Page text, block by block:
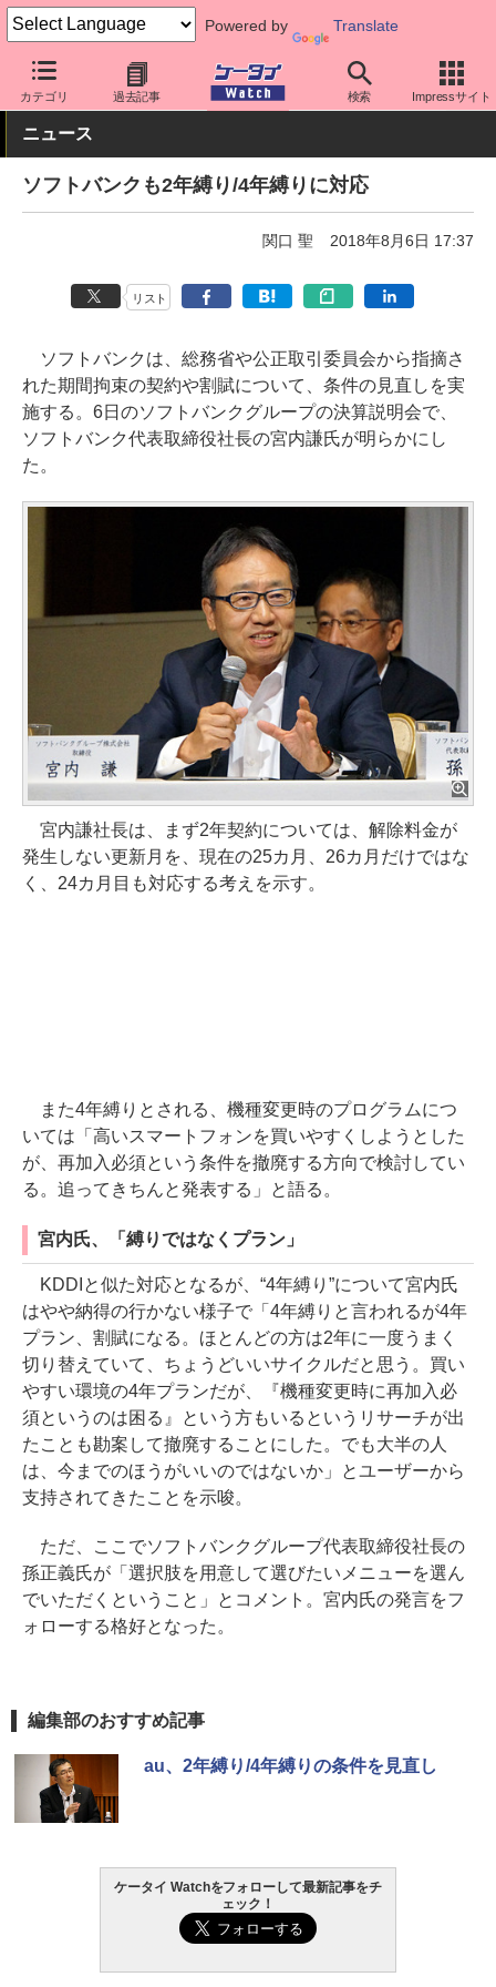
Powered by Translate
カテゴリ 過去記事 検索 Impressサイト
ケータイ Watch キャリア ソフトバンク キーパーソン
ニュース
ソフトバンクも2年縛り/4年縛りに対応
関口 聖 2018年8月6日 17:37
リスト
ソフトバンクは、総務省や公正取引委員会から指摘さ
れた期間拘束の契約や割賦について、条件の見直しを実
施する。6日のソフトバンクグループの決算説明会で、
ソフトバンク代表取締役社長の宮内謙氏が明らかにし
た。
宮内謙社長は、まず2年契約については、解除料金が
発生しない更新月を、現在の25カ月、26カ月だけではな
く、24カ月目も対応する考えを示す。
また4年縛りとされる、機種変更時のプログラムにつ
いては「高いスマートフォンを買いやすくしようとした
が、再加入必須という条件を撤廃する方向で検討してい
る。追ってきちんと発表する」と語る。
宮内氏、「縛りではなくプラン」
KDDIと似た対応となるが、“4年縛り”について宮内氏
はやや納得の行かない様子で「4年縛りと言われるが4年
プラン、割賦になる。ほとんどの方は2年に一度うまく
切り替えていて、ちょうどいいサイクルだと思う。買い
やすい環境の4年プランだが、『機種変更時に再加入必
須というのは困る』という方もいるというリサーチが出
たことも勘案して撤廃することにした。でも大半の人
は、今までのほうがいいのではないか」とユーザーから
支持されてきたことを示唆。
ただ、ここでソフトバンクグループ代表取締役社長の
孫正義氏が「選択肢を用意して選びたいメニューを選ん
でいただくということ」とコメント。宮内氏の発言をフ
ォローする格好となった。
編集部のおすすめ記事
au、2年縛り/4年縛りの条件を見直し
ケータイ Watchをフォローして最新記事をチ
ェック！